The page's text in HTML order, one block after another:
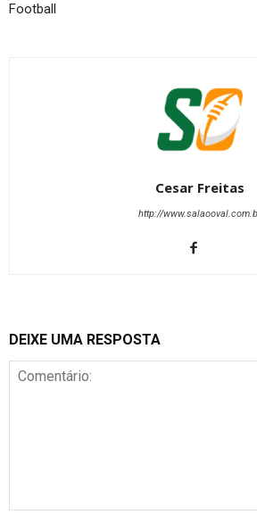
Football
Cesar Freitas
http://
DEIXE UMA RESPOSTA